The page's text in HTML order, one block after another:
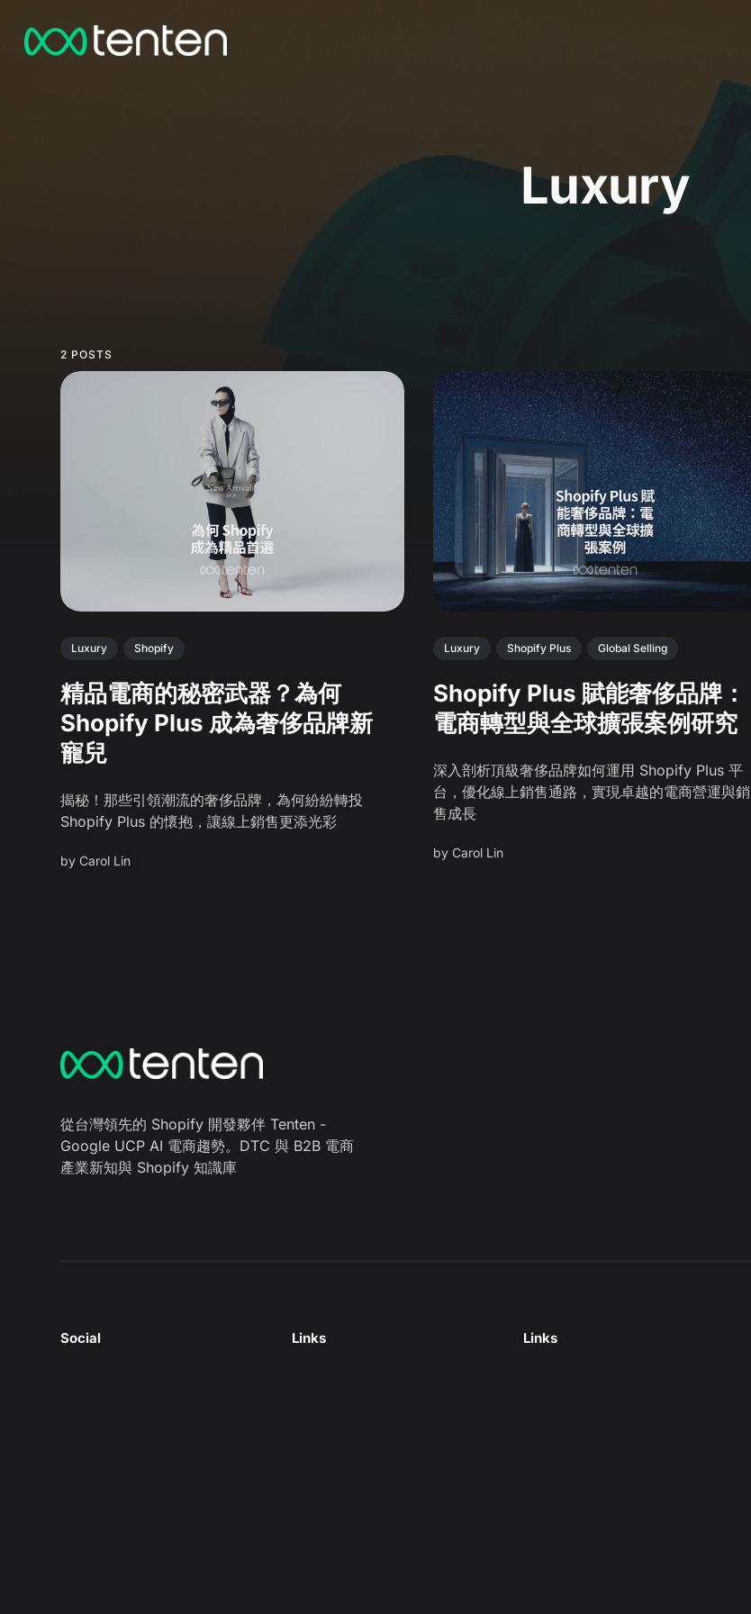
Luxury
2 POSTS
Luxury Shopify
精品電商的秘密武器？為何
Shopify Plus 成為奢侈品牌新
寵兒
揭秘！那些引領潮流的奢侈品牌，為何紛紛轉投
Shopify Plus 的懷抱，讓線上銷售更添光彩
by Carol Lin
Luxury Shopify Plus Global Selling
Shopify Plus 賦能奢侈品牌：
電商轉型與全球擴張案例研究
深入剖析頂級奢侈品牌如何運用 Shopify Plus 平
台，優化線上銷售通路，實現卓越的電商營運與銷
售成長
by Carol Lin
從台灣領先的 Shopify 開發夥伴 Tenten -
Google UCP AI 電商趨勢。DTC 與 B2B 電商
產業新知與 Shopify 知識庫
Social Links Links